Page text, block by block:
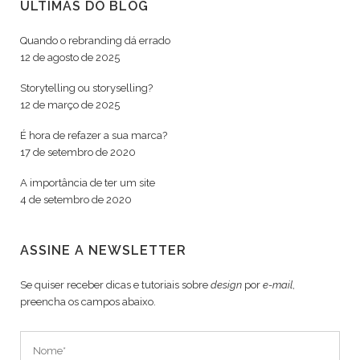
ÚLTIMAS DO BLOG
Quando o rebranding dá errado
12 de agosto de 2025
Storytelling ou storyselling?
12 de março de 2025
É hora de refazer a sua marca?
17 de setembro de 2020
A importância de ter um site
4 de setembro de 2020
ASSINE A NEWSLETTER
Se quiser receber dicas e tutoriais sobre design por e-mail,
preencha os campos abaixo.